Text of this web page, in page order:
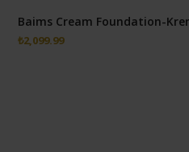
Baims Cream Foundation-
₺2,099.99